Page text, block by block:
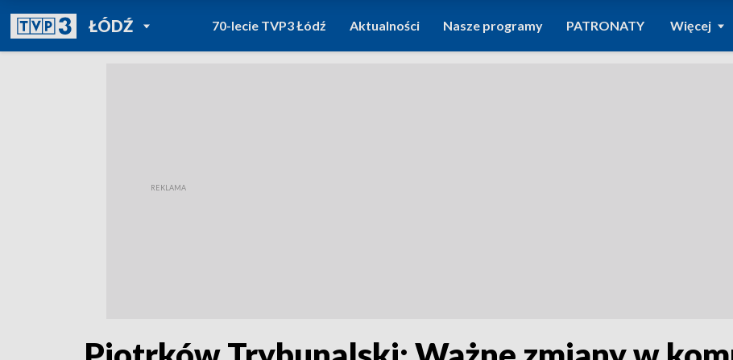
ŁÓDŹPOWRÓT DO
TVP REGIONY
70-lecie TVP3 Łódź Aktualności Nasze programy PATRONATY Więcej